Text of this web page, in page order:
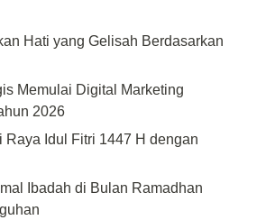
Hati yang Gelisah Berdasarkan
Memulai Digital Marketing
2026
Raya Idul Fitri 1447 H dengan
Ibadah di Bulan Ramadhan